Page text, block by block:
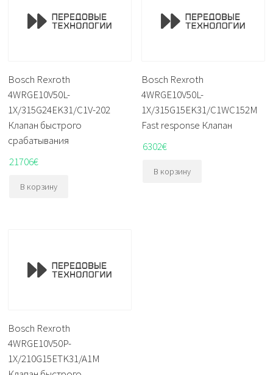
Bosch Rexroth
4WRGE10V50L-
1X/315G24EK31/C1V-202
Клапан быстрого
срабатывания
21706€
В корзину
Bosch Rexroth
4WRGE10V50L-
1X/315G15EK31/C1WC152M
Fast response Клапан
6302€
В корзину
Bosch Rexroth
4WRGE10V50P-
1X/210G15ETK31/A1M